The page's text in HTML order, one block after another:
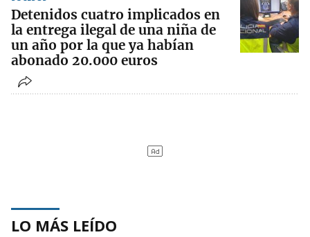
Detenidos cuatro implicados en
la entrega ilegal de una niña de
un año por la que ya habían
abonado 20.000 euros
LO MÁS LEÍDO